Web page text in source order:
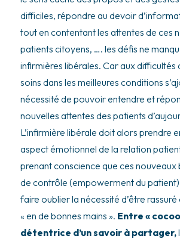
difficiles, répondre au devoir
tout en contentant les attentes de ces
patients citoyens, …. les défis ne
infirmières libérales. Car aux difficultés
soins dans les meilleures conditions
nécessité de pouvoir entendre et
nouvelles attentes des patients
L’infirmière libérale doit alors prendre
aspect émotionnel de la relation
prenant conscience que ces nouveaux
de contrôle (empowerment du
faire oublier la nécessité d’être
« en de bonnes mains ». Entre «
détentrice d’un savoir à partager,